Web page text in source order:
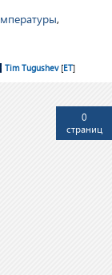
,
Tim Tugushev[ET]
0
страниц